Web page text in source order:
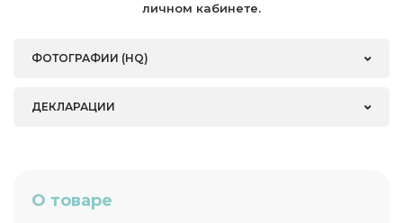
личном кабинете.
ФОТОГРАФИИ (HQ)
ДЕКЛАРАЦИИ
О товаре